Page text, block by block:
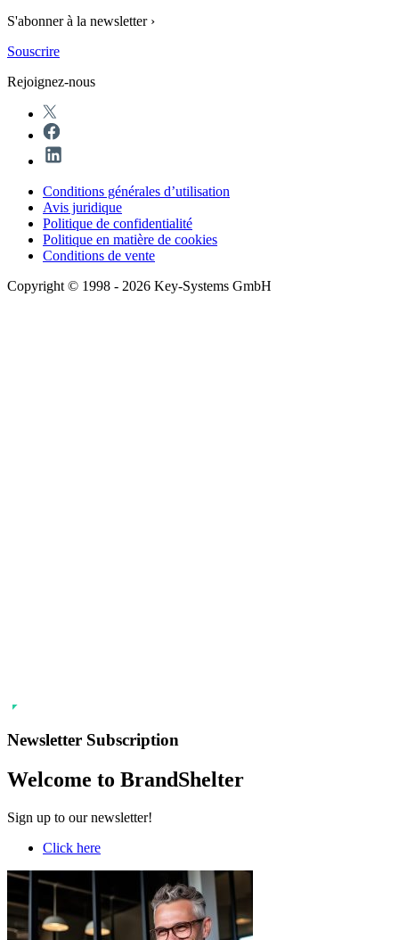
S'abonner à la newsletter ›
Souscrire
Rejoignez-nous
Conditions générales d’utilisation
Avis juridique
Politique de confidentialité
Politique en matière de cookies
Conditions de vente
Copyright © 1998 - 2026 Key-Systems GmbH
Newsletter Subscription
Welcome to BrandShelter
Sign up to our newsletter!
Click here